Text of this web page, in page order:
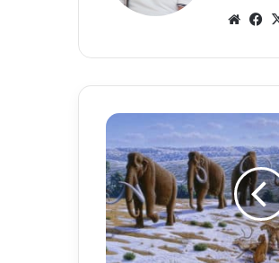
Sitio
Los
tenían
anticongelante